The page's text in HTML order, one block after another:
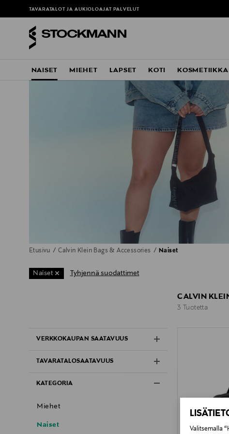
Valitsemalla
TAVARATALOT JA AUKIOLOAJAT PALVELUT
NAISET MIEHET LAPSET KOTI KOSMETIIKKA
Etusivu Calvin Klein Bags & Accessories Naiset
Naiset Tyhjennä suodattimet
VERKKOKAUPAN SAATAVUUS
TAVARATALOSAATAVUUS
KATEGORIA
Miehet
Naiset
CALVIN
3 Tuotetta